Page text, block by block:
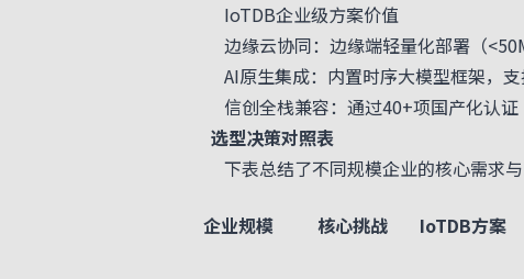
IoTDB企业级方案价值
边缘云协同：边缘端轻量化部署（
AI原生集成：内置时序大模型框架，支
信创全栈兼容：通过40+项国产化认证
选型决策对照表
下表总结了不同规模企业的核心需求与
企业规模 核心挑战 IoTDB方案